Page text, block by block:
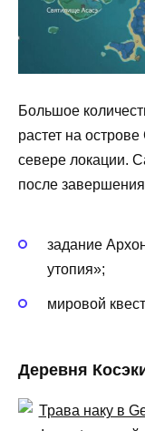
Большое
растет на
севере локации.
после
задание
утопия»;
мировой
Деревня